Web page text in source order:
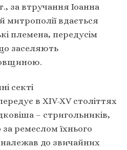
за втручання Іоанна
митрополії вдається
племена, передусім
заселяють
секті
в XIV-XV століттях
– стригольників,
ремеслом їхнього
до звичайних